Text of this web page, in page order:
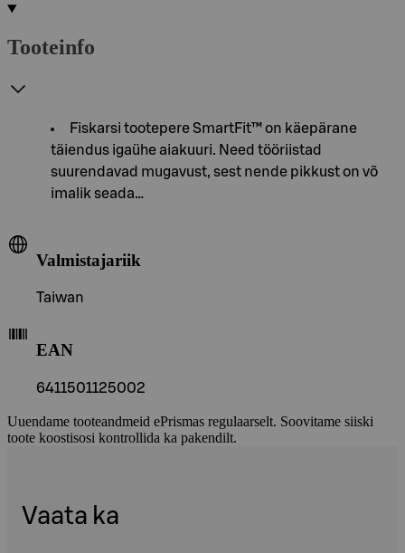
Tooteinfo
Fiskarsi tootepere SmartFit™ on käepärane
täiendus igaühe aiakuuri. Need tööriistad
suurendavad mugavust, sest nende pikkust on võ
imalik seada…
Valmistajariik
Taiwan
EAN
6411501125002
Uuendame tooteandmeid ePrismas regulaarselt. Soovitame siiski
toote koostisosi kontrollida ka pakendilt.
Vaata ka